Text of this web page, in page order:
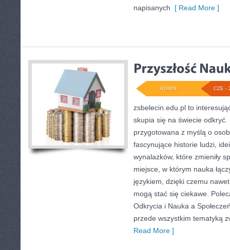
napisanych [ Read More ]
CZE -
ADMIN
zsbelecin.edu.pl to
skupia się na świecie odkryć.
przygotowana z myślą o
fascynujące historie ludzi,
wynalazków, które zmieniły
miejsce, w którym nauka
językiem, dzięki czemu
mogą stać się ciekawe.
Odkrycia i Nauka a
przede wszystkim tematyką
Read More ]